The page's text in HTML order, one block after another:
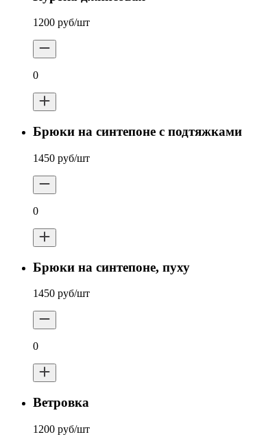
1200 руб/шт
0
Брюки на синтепоне с подтяжками
1450 руб/шт
0
Брюки на синтепоне, пуху
1450 руб/шт
0
Ветровка
1200 руб/шт